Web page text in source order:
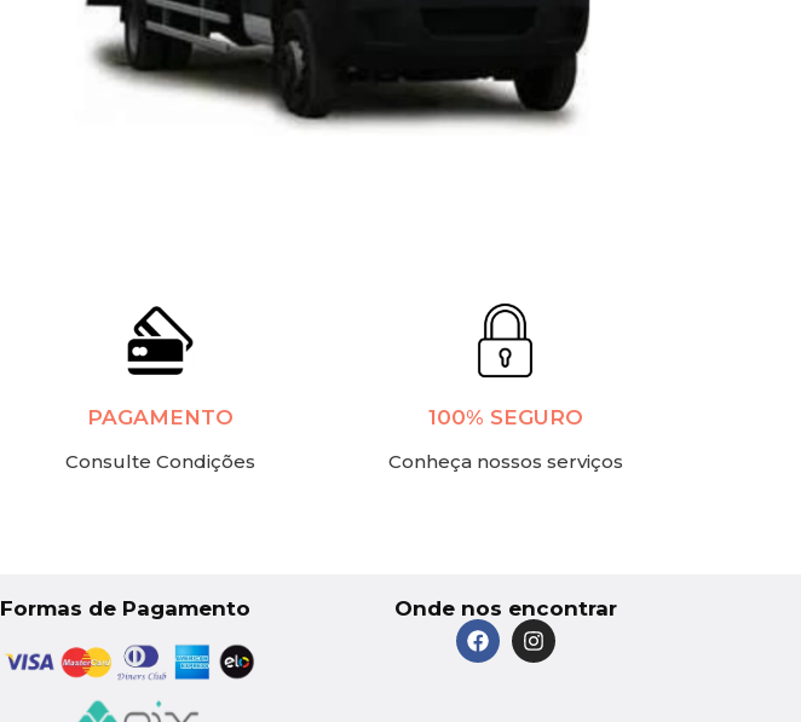
PAGAMENTO
Consulte Condições
100% SEGURO
Conheça nossos serviços
Formas de Pagamento Onde nos encontrar